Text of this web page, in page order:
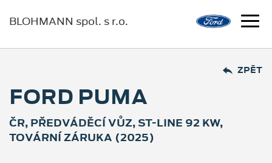
BLOHMANN spol. s r.o.
ZPĚT
FORD PUMA
ČR, PŘEDVÁDĚCÍ VŮZ, ST-LINE 92 KW,
TOVÁRNÍ ZÁRUKA (2025)